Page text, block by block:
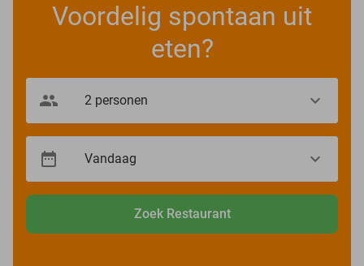
Voordelig spontaan uit
eten?
Zoek Restaurant